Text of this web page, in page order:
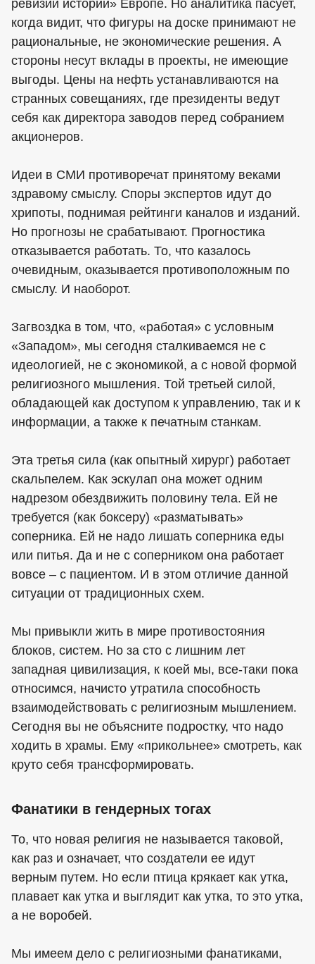
ревизии истории» Европе. Но аналитика пасует,
когда видит, что фигуры на доске принимают не
рациональные, не экономические решения. А
стороны несут вклады в проекты, не имеющие
выгоды. Цены на нефть устанавливаются на
странных совещаниях, где президенты ведут
себя как директора заводов перед собранием
акционеров.
Идеи в СМИ противоречат принятому веками
здравому смыслу. Споры экспертов идут до
хрипоты, поднимая рейтинги каналов и изданий.
Но прогнозы не срабатывают. Прогностика
отказывается работать. То, что казалось
очевидным, оказывается противоположным по
смыслу. И наоборот.
Загвоздка в том, что, «работая» с условным
«Западом», мы сегодня сталкиваемся не с
идеологией, не с экономикой, а с новой формой
религиозного мышления. Той третьей силой,
обладающей как доступом к управлению, так и к
информации, а также к печатным станкам.
Эта третья сила (как опытный хирург) работает
скальпелем. Как эскулап она может одним
надрезом обездвижить половину тела. Ей не
требуется (как боксеру) «разматывать»
соперника. Ей не надо лишать соперника еды
или питья. Да и не с соперником она работает
вовсе – с пациентом. И в этом отличие данной
ситуации от традиционных схем.
Мы привыкли жить в мире противостояния
блоков, систем. Но за сто с лишним лет
западная цивилизация, к коей мы, все-таки пока
относимся, начисто утратила способность
взаимодействовать с религиозным мышлением.
Сегодня вы не объясните подростку, что надо
ходить в храмы. Ему «прикольнее» смотреть, как
круто себя трансформировать.
Фанатики в гендерных тогах
То, что новая религия не называется таковой,
как раз и означает, что создатели ее идут
верным путем. Но если птица крякает как утка,
плавает как утка и выглядит как утка, то это утка,
а не воробей.
Мы имеем дело с религиозными фанатиками,